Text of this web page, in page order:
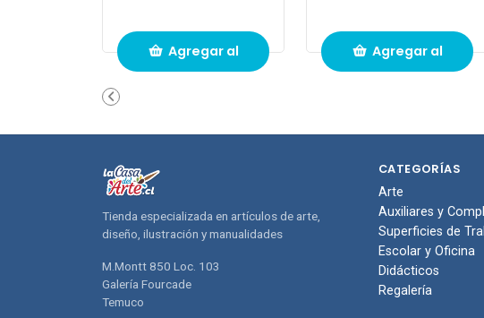
Agregar al
compras
Agregar al
compras
Tienda especializada en artículos de arte,
diseño, ilustración y manualidades
M.Montt 850 Loc. 103
Galería Fourcade
Temuco
CATEGORÍAS
Arte
Auxiliares y
Superficies de
Escolar y Oficina
Didácticos
Regalería